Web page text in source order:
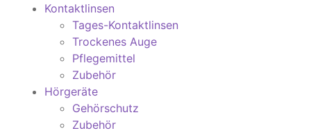
Kontaktlinsen
Tages-Kontaktlinsen
Trockenes Auge
Pflegemittel
Zubehör
Hörgeräte
Gehörschutz
Zubehör